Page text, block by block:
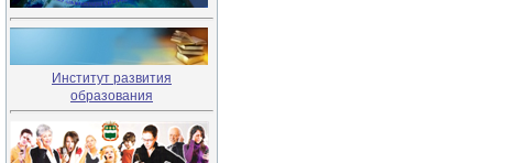
Институт развития
образования